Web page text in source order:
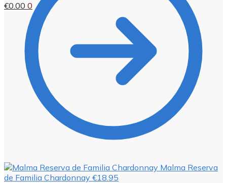
€0.00 0
Malma Reserva
de Familia Chardonnay €18.95